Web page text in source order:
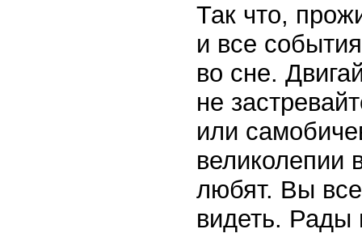
Так что,
и все
во сне.
не
или
великолепии
любят. Вы
видеть. Рады